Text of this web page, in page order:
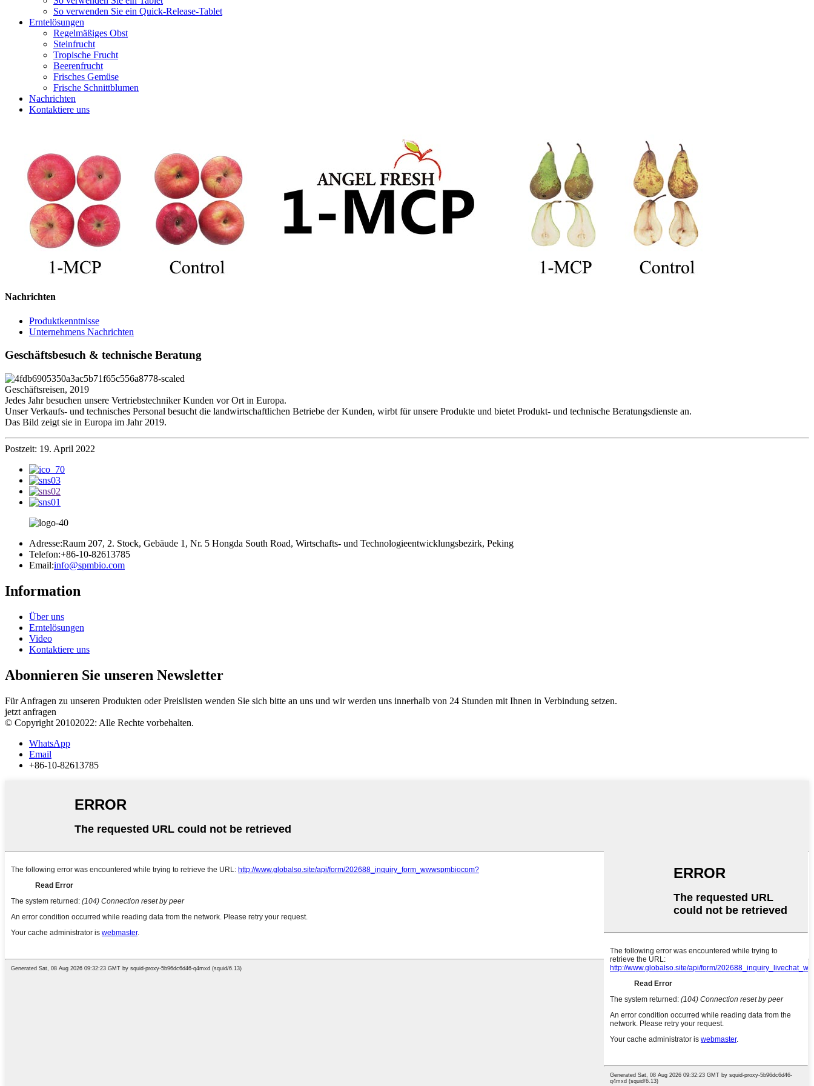
So verwenden Sie ein Quick-Release-Tablet
Erntelösungen
Regelmäßiges Obst
Steinfrucht
Tropische Frucht
Beerenfrucht
Frisches Gemüse
Frische Schnittblumen
Nachrichten
Kontaktiere uns
Nachrichten
Produktkenntnisse
Unternehmens Nachrichten
Geschäftsbesuch & technische Beratung
Geschäftsreisen, 2019
Jedes Jahr besuchen unsere Vertriebstechniker Kunden vor Ort in Europa.
Unser Verkaufs- und technisches Personal besucht die landwirtschaftlichen Betriebe der Kunden, wirbt für unsere Produkte und bietet Produkt- und technische Beratungsdienste an.
Das Bild zeigt sie in Europa im Jahr 2019.
Postzeit: 19. April 2022
Adresse:Raum 207, 2. Stock, Gebäude 1, Nr. 5 Hongda South Road, Wirtschafts- und Technologieentwicklungsbezirk, Peking
Telefon:+86-10-82613785
Email:info@spmbio.com
Information
Über uns
Erntelösungen
Video
Kontaktiere uns
Abonnieren Sie unseren Newsletter
Für Anfragen zu unseren Produkten oder Preislisten wenden Sie sich bitte an uns und wir werden uns innerhalb von 24 Stunden mit Ihnen in Verbindung setzen.
jetzt anfragen
© Copyright 20102022: Alle Rechte vorbehalten.
WhatsApp
Email
+86-10-82613785